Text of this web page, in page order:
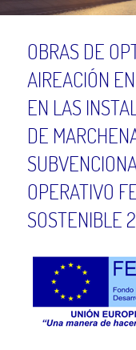
OBRAS DE
AIREACIÓN
EN LAS
DE
OPERATIVO
SOSTENIBLE